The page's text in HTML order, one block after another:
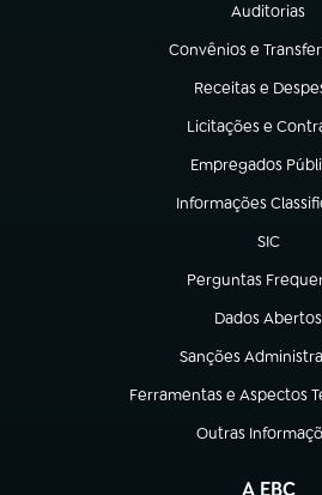
Auditorias
(abre em
Convênios e
(abre em nova aba)
Receitas e
(abre em nova
Licitações e
(abre em nova
Empregados
(abre em nova
Informações
(abre em nova aba)
SIC
(abre em
Perguntas
(abre em nova
Dados Abertos
(abre em nova
Sanções
(abre em nova aba)
Ferramentas e Aspectos
(abre em nova aba)
Outras
(abre em nova
A EBC